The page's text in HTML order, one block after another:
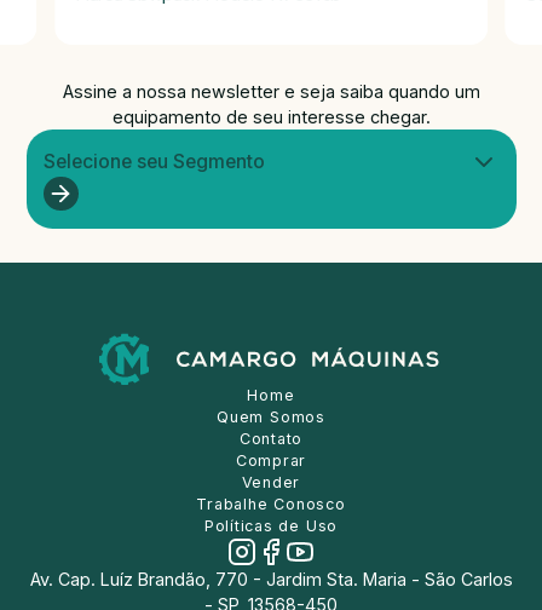
Assine a nossa newsletter e seja saiba quando um
equipamento de seu interesse chegar.
Selecione seu Segmento
Home
Quem Somos
Contato
Comprar
Vender
Trabalhe Conosco
Políticas de Uso
Av. Cap. Luíz Brandão, 770 - Jardim Sta. Maria - São Carlos
- SP, 13568-450